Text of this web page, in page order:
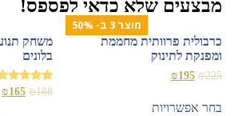
מבצעים שלא כדאי לפספס!
מוצר 3 ב- 50%
כרבולית פרוותית מחממת
ומפנקת לתינוק
₪225
₪195
בחר אפשרויות
משחק
בלונים
דורג₪188
₪165